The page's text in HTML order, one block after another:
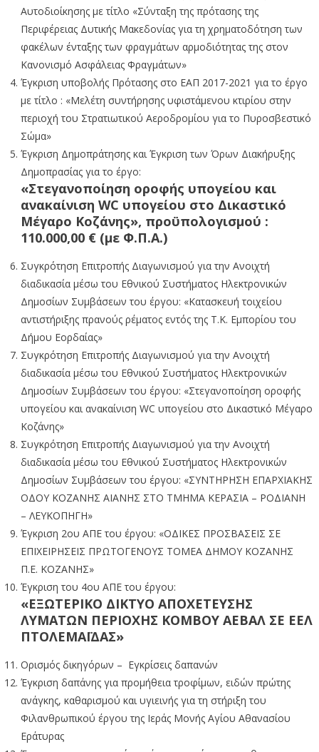
Αυτοδιοίκησης με τίτλο «Σύνταξη της πρότασης της
Περιφέρειας Δυτικής Μακεδονίας για τη χρηματοδότηση των
φακέλων ένταξης των φραγμάτων αρμοδιότητας της στον
Κανονισμό Ασφάλειας Φραγμάτων»
Έγκριση υποβολής Πρότασης στο ΕΑΠ 2017-2021 για το έργο
με τίτλο : «Μελέτη συντήρησης υφιστάμενου κτιρίου στην
περιοχή του Στρατιωτικού Αεροδρομίου για το Πυροσβεστικό
Σώμα»
Έγκριση Δημοπράτησης και Έγκριση των Όρων Διακήρυξης
Δημοπρασίας για το έργο:
«Στεγανοποίηση οροφής υπογείου και
ανακαίνιση WC υπογείου στο Δικαστικό
Μέγαρο Κοζάνης», προϋπολογισμού :
110.000,00 € (με Φ.Π.Α.)
Συγκρότηση Επιτροπής Διαγωνισμού για την Ανοιχτή
διαδικασία μέσω του Εθνικού Συστήματος Ηλεκτρονικών
Δημοσίων Συμβάσεων του έργου: «Κατασκευή τοιχείου
αντιστήριξης πρανούς ρέματος εντός της Τ.Κ. Εμπορίου του
Δήμου Εορδαίας»
Συγκρότηση Επιτροπής Διαγωνισμού για την Ανοιχτή
διαδικασία μέσω του Εθνικού Συστήματος Ηλεκτρονικών
Δημοσίων Συμβάσεων του έργου: «Στεγανοποίηση οροφής
υπογείου και ανακαίνιση WC υπογείου στο Δικαστικό Μέγαρο
Κοζάνης»
Συγκρότηση Επιτροπής Διαγωνισμού για την Ανοιχτή
διαδικασία μέσω του Εθνικού Συστήματος Ηλεκτρονικών
Δημοσίων Συμβάσεων του έργου: «ΣΥΝΤΗΡΗΣΗ ΕΠΑΡΧΙΑΚΗΣ
ΟΔΟΥ ΚΟΖΑΝΗΣ ΑΙΑΝΗΣ ΣΤΟ ΤΜΗΜΑ ΚΕΡΑΣΙΑ – ΡΟΔΙΑΝΗ
– ΛΕΥΚΟΠΗΓΗ»
Έγκριση 2ου ΑΠΕ του έργου: «ΟΔΙΚΕΣ ΠΡΟΣΒΑΣΕΙΣ ΣΕ
ΕΠΙΧΕΙΡΗΣΕΙΣ ΠΡΩΤΟΓΕΝΟΥΣ ΤΟΜΕΑ ΔΗΜΟΥ ΚΟΖΑΝΗΣ
Π.Ε. ΚΟΖΑΝΗΣ»
Έγκριση του 4ου ΑΠΕ του έργου:
«ΕΞΩΤΕΡΙΚΟ ΔΙΚΤΥΟ ΑΠΟΧΕΤΕΥΣΗΣ
ΛΥΜΑΤΩΝ ΠΕΡΙΟΧΗΣ ΚΟΜΒΟΥ ΑΕΒΑΛ ΣΕ ΕΕΛ
ΠΤΟΛΕΜΑΪΔΑΣ»
Ορισμός δικηγόρων – Εγκρίσεις δαπανών
Έγκριση δαπάνης για προμήθεια τροφίμων, ειδών πρώτης
ανάγκης, καθαρισμού και υγιεινής για τη στήριξη του
Φιλανθρωπικού έργου της Ιεράς Μονής Αγίου Αθανασίου
Εράτυρας